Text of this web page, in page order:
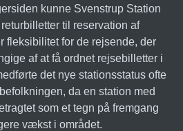
kunne Svenstrup Station
til reservation af
fleksibilitet for de rejsende, der
af at få ordnet rejsebilletter i
det nye stationsstatus ofte
da en station med
som et tegn på fremgang
vækst i området.